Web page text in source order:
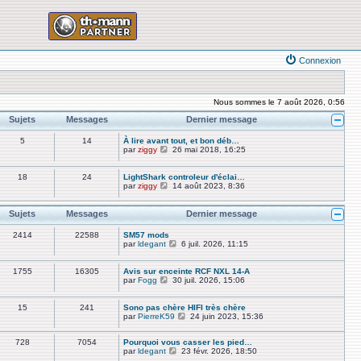
Connexion
Nous sommes le 7 août 2026, 0:56
Sujets Messages Dernier message
5 14
À lire avant tout, et bon déb…
parziggy
V
i
r
d
i
e
m
e
s
a
g
e
26 mai 2018, 16:25
18 24
LightShark controleur d'éclai…
parziggy
V
i
d
e
i
e
m
e
s
g
e
14 août 2023, 8:36
Sujets Messages Dernier message
2414 22588
SM57 mods
parldegant
V
i
r
l
d
e
r
n
i
e
6 juil. 2026, 11:15
1755 16305
Avis sur enceinte RCF NXL 14-A
parFogg
V
i
r
l
d
e
r
30 juil. 2026, 15:06
15 241
Sono pas chère HIFI très chère
parPierreK59
V
i
r
l
24 juin 2023, 15:36
728 7054
Pourquoi vous casser les pied…
parldegant
V23 févr. 2026, 18:50